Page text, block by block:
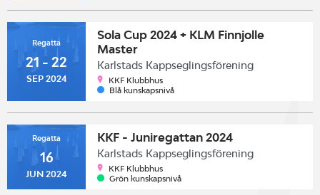
Regatta
21 - 22
SEP 2024
Sola Cup 2024 + KLM Finnjolle
Master
Karlstads Kappseglingsförening
KKF Klubbhus
Blå kunskapsnivå
Regatta
16
JUN 2024
KKF - Juniregattan 2024
Karlstads Kappseglingsförening
KKF Klubbhus
Grön kunskapsnivå